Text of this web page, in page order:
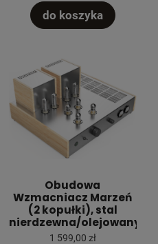
do koszyka
Obudowa
Wzmacniacz Marzeń
(2 kopułki), stal
nierdzewna/olejowany
1 599,00 zł